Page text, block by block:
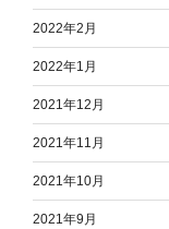
2022年2月
2022年1月
2021年12月
2021年11月
2021年10月
2021年9月